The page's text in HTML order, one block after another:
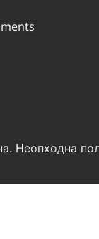
Неопходна